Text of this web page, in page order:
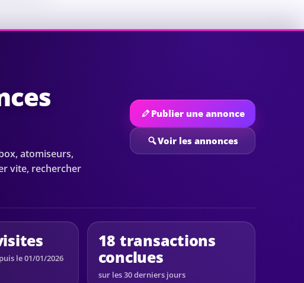
atomiseurs,
vite, rechercher
Publier une annonce
Voir les annonces
le 01/01/2026
18 transactions
conclues
sur les 30 derniers jours